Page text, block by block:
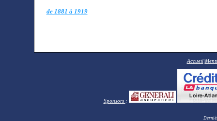
de 1881 à 1919
Accueil|
Sponsors :